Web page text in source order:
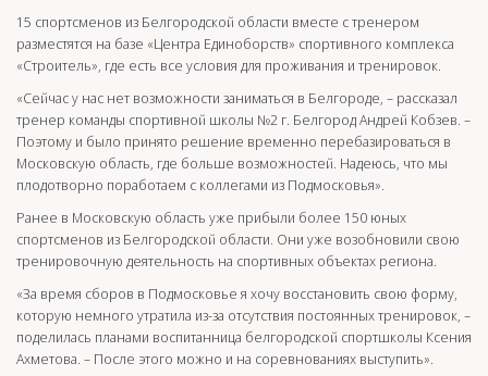
15 спортсменов из Белгородской области вместе с тренером
разместятся на базе «Центра Единоборств» спортивного комплекса
«Строитель», где есть все условия для проживания и тренировок.
«Сейчас у нас нет возможности заниматься в Белгороде, – рассказал
тренер команды спортивной школы №2 г. Белгород Андрей Кобзев. –
Поэтому и было принято решение временно перебазироваться в
Московскую область, где больше возможностей. Надеюсь, что мы
плодотворно поработаем с коллегами из Подмосковья».
Ранее в Московскую область уже прибыли более 150 юных
спортсменов из Белгородской области. Они уже возобновили свою
тренировочную деятельность на спортивных объектах региона.
«За время сборов в Подмосковье я хочу восстановить свою форму,
которую немного утратила из-за отсутствия постоянных тренировок, –
поделилась планами воспитанница белгородской спортшколы Ксения
Ахметова. – После этого можно и на соревнованиях выступить».